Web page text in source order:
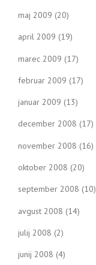
maj 2009 (20)
april 2009 (19)
marec 2009 (17)
februar 2009 (17)
januar 2009 (13)
december 2008 (17)
november 2008 (16)
oktober 2008 (20)
september 2008 (10)
avgust 2008 (14)
julij 2008 (2)
junij 2008 (4)